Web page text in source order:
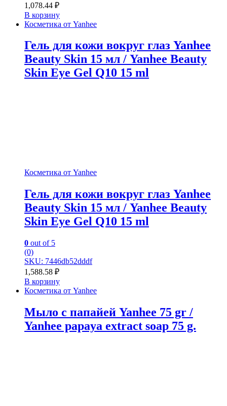
1,078.44 ₽
В корзину
Косметика от Yanhee
Гель для кожи вокруг глаз Yanhee
Beauty Skin 15 мл / Yanhee Beauty
Skin Eye Gel Q10 15 ml
Косметика от Yanhee
Гель для кожи вокруг глаз Yanhee
Beauty Skin 15 мл / Yanhee Beauty
Skin Eye Gel Q10 15 ml
0 out of 5
(0)
SKU: 7446db52dddf
1,588.58 ₽
В корзину
Косметика от Yanhee
Мыло с папайей Yanhee 75 gr /
Yanhee papaya extract soap 75 g.